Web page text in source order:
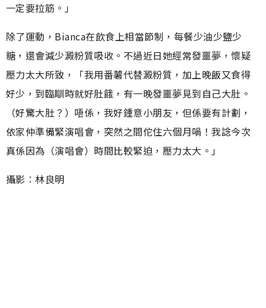
一定要拉筋。」
除了運動，Bianca在飲食上相當節制，每餐少油少鹽少
糖，還會減少澱粉質吸收。不過近日她經常發噩夢，懷疑
壓力太大所致，「我用番薯代替澱粉質，加上晚飯又食得
好少，到臨瞓時就好肚餓，有一晚發噩夢見到自己大肚。
（好驚大肚？）唔係，我好鍾意小朋友，但係要有計劃，
依家仲準備緊演唱會，突然之間佗住六個月喎！我諗今次
真係因為（演唱會）時間比較緊迫，壓力太大。」
攝影︰林良明